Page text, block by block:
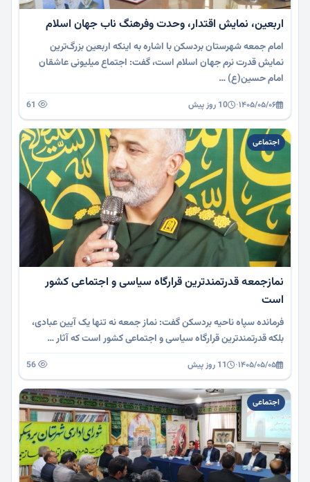
اربعین، نمایش اقتدار، وحدت وفرهنگ ناب جهان اسلام
امام جمعه شهرستان بردسکن با اشاره به اینکه اربعین بزرگ‌ترین
نمایش قدرت نرم جهان اسلام است، گفت: اجتماع میلیونی عاشقان
امام حسین(ع) …
۱۴۰۵/۰۵/۰۶· 10 روز پیش
اجتماعی
نمازجمعه قدرتمندترین قرارگاه سیاسی و اجتماعی کشور
است
فرمانده سپاه ناحیه بردسکن گفت: نماز جمعه نه تنها یک آیین عبادی،
بلکه قدرتمندترین قرارگاه سیاسی و اجتماعی کشور است که آثار …
۱۴۰۵/۰۵/۰۵· 11 روز پیش
اجتماعی